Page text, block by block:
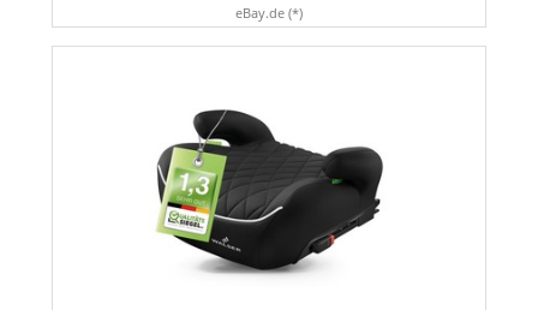
eBay.de (*)